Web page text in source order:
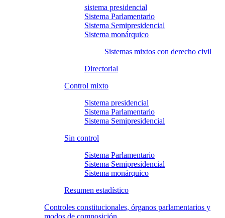
sistema presidencial
Sistema Parlamentario
Sistema Semipresidencial
Sistema monárquico
Sistemas mixtos con derecho civil
Directorial
Control mixto
Sistema presidencial
Sistema Parlamentario
Sistema Semipresidencial
Sin control
Sistema Parlamentario
Sistema Semipresidencial
Sistema monárquico
Resumen estadístico
Controles constitucionales, órganos parlamentarios y
modos de composición